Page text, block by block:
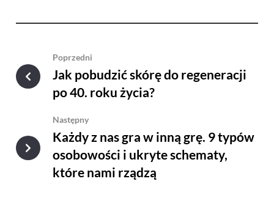
Poprzedni
Jak pobudzić skórę do regeneracji
po 40. roku życia?
Następny
Każdy z nas gra w inną grę. 9 typów
osobowości i ukryte schematy,
które nami rządzą